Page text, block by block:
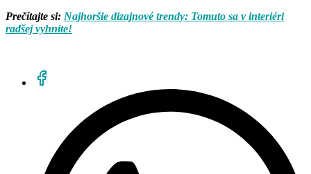
Prečítajte si: Najhoršie dizajnové trendy: Tomuto sa v interiéri
radšej vyhnite!